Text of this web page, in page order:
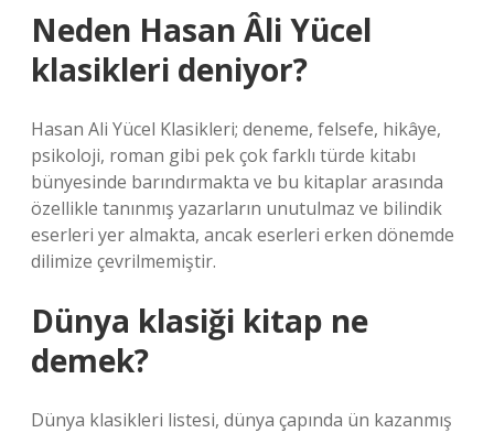
Neden Hasan Âli Yücel
klasikleri deniyor?
Hasan Ali Yücel Klasikleri; deneme, felsefe, hikâye,
psikoloji, roman gibi pek çok farklı türde kitabı
bünyesinde barındırmakta ve bu kitaplar arasında
özellikle tanınmış yazarların unutulmaz ve bilindik
eserleri yer almakta, ancak eserleri erken dönemde
dilimize çevrilmemiştir.
Dünya klasiği kitap ne
demek?
Dünya klasikleri listesi, dünya çapında ün kazanmış